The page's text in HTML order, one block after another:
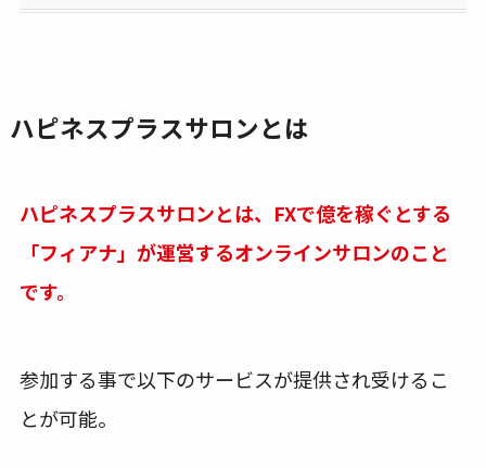
ハピネスプラスサロンとは
ハピネスプラスサロンとは、FXで億を稼ぐとする
「フィアナ」が運営するオンラインサロンのこと
です。
参加する事で以下のサービスが提供され受けるこ
とが可能。